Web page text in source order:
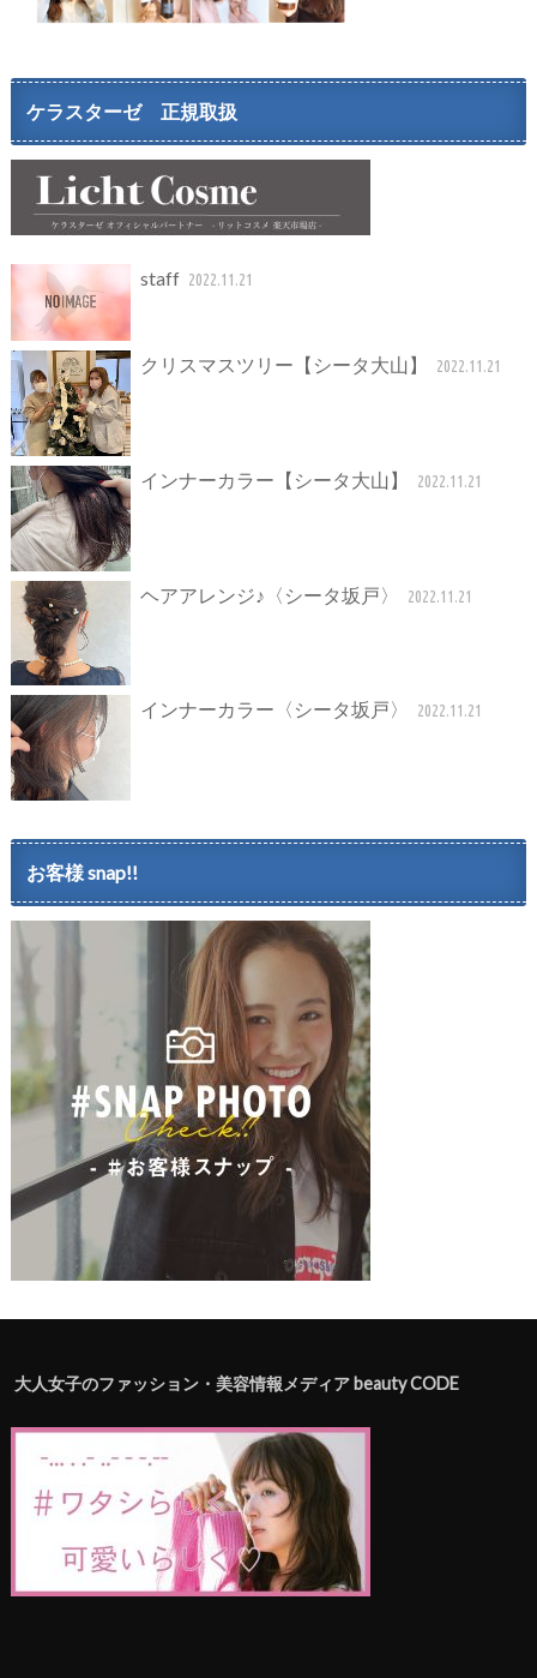
ケラスターゼ 正規取扱
staff 2022.11.21
クリスマスツリー【シータ大山】 2022.11.21
インナーカラー【シータ大山】 2022.11.21
ヘアアレンジ♪〈シータ坂戸〉 2022.11.21
インナーカラー〈シータ坂戸〉 2022.11.21
お客様 snap!!
大人女子のファッション・美容情報メディア beauty CODE